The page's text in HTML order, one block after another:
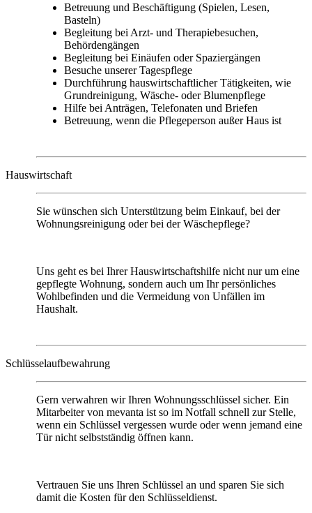
Betreuung und Beschäftigung (Spielen, Lesen,
Basteln)
Begleitung bei Arzt- und Therapiebesuchen,
Behördengängen
Begleitung bei Einäufen oder Spaziergängen
Besuche unserer Tagespflege
Durchführung hauswirtschaftlicher Tätigkeiten, wie
Grundreinigung, Wäsche- oder Blumenpflege
Hilfe bei Anträgen, Telefonaten und Briefen
Betreuung, wenn die Pflegeperson außer Haus ist
Hauswirtschaft
Sie wünschen sich Unterstützung beim Einkauf, bei der
Wohnungsreinigung oder bei der Wäschepflege?
Uns geht es bei Ihrer Hauswirtschaftshilfe nicht nur um eine
gepflegte Wohnung, sondern auch um Ihr persönliches
Wohlbefinden und die Vermeidung von Unfällen im
Haushalt.
Schlüsselaufbewahrung
Gern verwahren wir Ihren Wohnungsschlüssel sicher. Ein
Mitarbeiter von mevanta ist so im Notfall schnell zur Stelle,
wenn ein Schlüssel vergessen wurde oder wenn jemand eine
Tür nicht selbstständig öffnen kann.
Vertrauen Sie uns Ihren Schlüssel an und sparen Sie sich
damit die Kosten für den Schlüsseldienst.